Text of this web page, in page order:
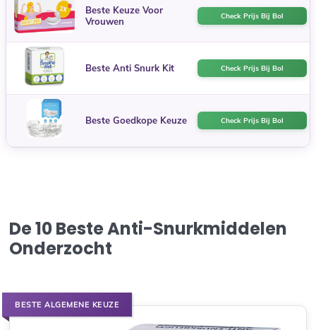
Beste Keuze Voor
Vrouwen
Check Prijs Bij Bol
Beste Anti Snurk Kit Check Prijs Bij Bol
Beste Goedkope Keuze Check Prijs Bij Bol
De 10 Beste Anti-Snurkmiddelen
Onderzocht
BESTE ALGEMENE KEUZE